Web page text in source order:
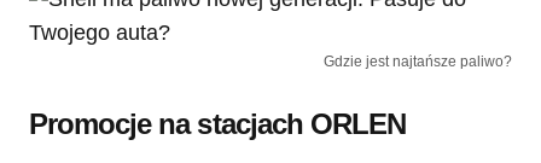
Gdzie jest najtańsze paliwo?
Promocje na stacjach ORLEN